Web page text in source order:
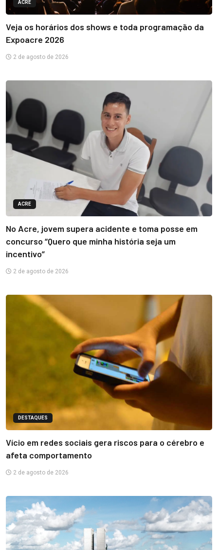
ACRE
Veja os horários dos shows e toda programação da
Expoacre 2026
2 de agosto de 2026
ACRE
No Acre, jovem supera acidente e toma posse em
concurso “Quero que minha história seja um
incentivo”
2 de agosto de 2026
DESTAQUES
Vício em redes sociais gera riscos para o cérebro e
afeta comportamento
2 de agosto de 2026